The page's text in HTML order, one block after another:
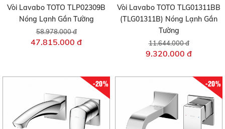
Vòi Lavabo TOTO TLP02309B
Nóng Lạnh Gắn Tường
58.978.000 đ
47.815.000 đ
Vòi Lavabo TOTO TLG01311BB
(TLG01311B) Nóng Lạnh Gắn
Tường
11.644.000 đ
9.320.000 đ
-20% -20%